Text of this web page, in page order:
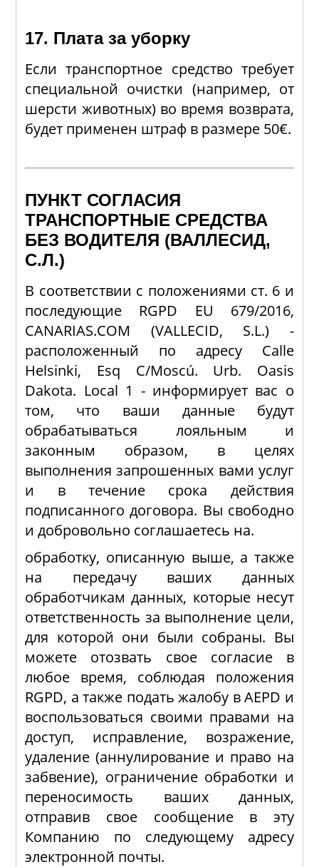
17. Плата за уборку
Если транспортное средство требует
специальной очистки (например, от
шерсти животных) во время возврата,
будет применен штраф в размере 50€.
ПУНКТ СОГЛАСИЯ
ТРАНСПОРТНЫЕ СРЕДСТВА
БЕЗ ВОДИТЕЛЯ (ВАЛЛЕСИД,
С.Л.)
В соответствии с положениями ст. 6 и
последующие RGPD EU 679/2016,
CANARIAS.COM (VALLECID, S.L.) -
расположенный по адресу Calle
Helsinki, Esq C/Moscú. Urb. Oasis
Dakota. Local 1 - информирует вас о
том, что ваши данные будут
обрабатываться лояльным и
законным образом, в целях
выполнения запрошенных вами услуг
и в течение срока действия
подписанного договора. Вы свободно
и добровольно соглашаетесь на.
обработку, описанную выше, а также
на передачу ваших данных
обработчикам данных, которые несут
ответственность за выполнение цели,
для которой они были собраны. Вы
можете отозвать свое согласие в
любое время, соблюдая положения
RGPD, а также подать жалобу в AEPD и
воспользоваться своими правами на
доступ, исправление, возражение,
удаление (аннулирование и право на
забвение), ограничение обработки и
переносимость ваших данных,
отправив свое сообщение в эту
Компанию по следующему адресу
электронной почты.